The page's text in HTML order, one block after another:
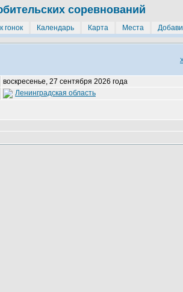
соревнований
гонок Календарь Карта Места
воскресенье, 27 сентября 2026 года
Ленинградская область